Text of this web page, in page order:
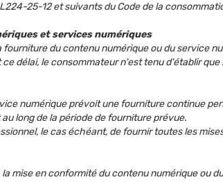
25-12 et suivants du Code de la
et services numériques
du contenu numérique ou du service
délai, le consommateur n'est tenu d'établir
numérique prévoit une fourniture continue
long de la période de fourniture prévue.
le cas échéant, de fournir toutes les
mise en conformité du contenu numérique ou